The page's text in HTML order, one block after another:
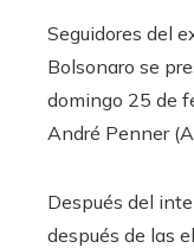
Seguidores del
Bolsonaro se
domingo 25 de
André Penner
Después del
después de las